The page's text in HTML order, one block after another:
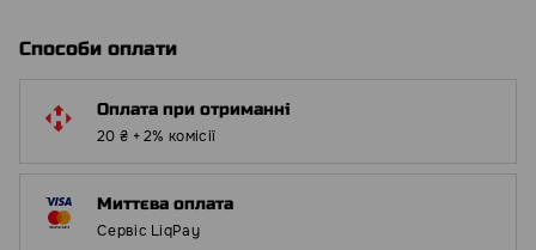
Способи оплати
Оплата при отриманні
20 ₴ + 2% комісії
Миттєва оплата
Сервіс LiqPay